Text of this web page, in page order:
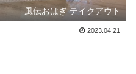
風伝おはぎ テイクアウト
2023.04.21